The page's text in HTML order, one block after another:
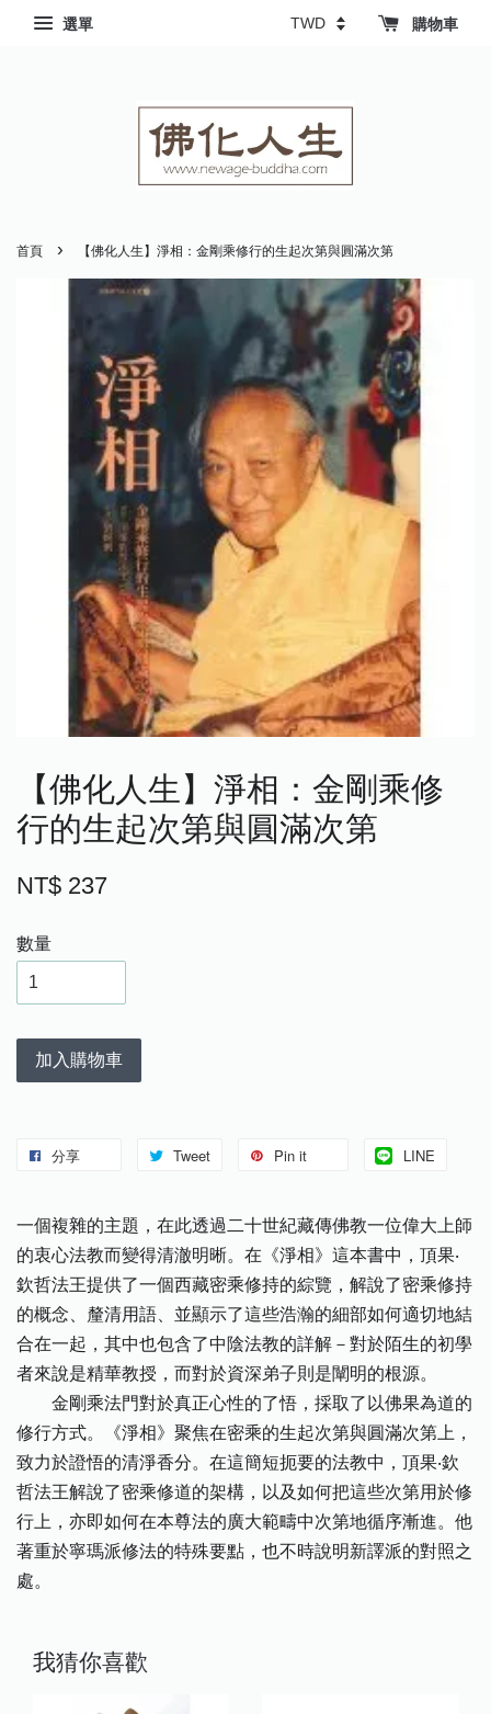
選單 購物車
首頁 › 【佛化人生】淨相：金剛乘修行的生起次第與圓滿次第
【佛化人生】淨相：金剛乘修
行的生起次第與圓滿次第
NT$ 237
數量
加入購物車
分享 Tweet Pin it LINE
一個複雜的主題，在此透過二十世紀藏傳佛教一位偉大上師
的衷心法教而變得清澈明晰。在《淨相》這本書中，頂果‧
欽哲法王提供了一個西藏密乘修持的綜覽，解說了密乘修持
的概念、釐清用語、並顯示了這些浩瀚的細部如何適切地結
合在一起，其中也包含了中陰法教的詳解－對於陌生的初學
者來說是精華教授，而對於資深弟子則是闡明的根源。
金剛乘法門對於真正心性的了悟，採取了以佛果為道的
修行方式。《淨相》聚焦在密乘的生起次第與圓滿次第上，
致力於證悟的清淨香分。在這簡短扼要的法教中，頂果‧欽
哲法王解說了密乘修道的架構，以及如何把這些次第用於修
行上，亦即如何在本尊法的廣大範疇中次第地循序漸進。他
著重於寧瑪派修法的特殊要點，也不時說明新譯派的對照之
處。
我猜你喜歡